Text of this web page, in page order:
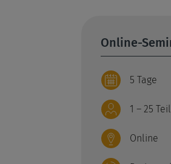
Online-
5 Tage
1 – 25
Online